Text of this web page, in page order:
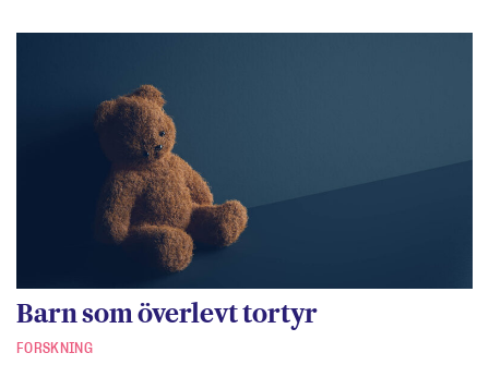
Barn som överlevt tortyr
FORSKNING